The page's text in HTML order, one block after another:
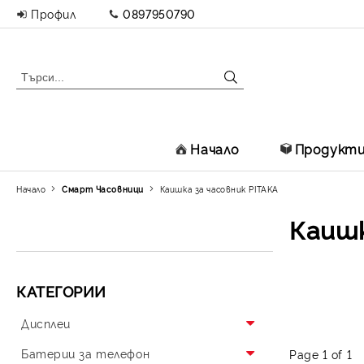
Профил 0897950790
Начало
КАТЕГОРИИ
Дисплеи
Дисплеи за Iphone
Батерии за телефон
Начало Смарт Часовници Каишка за часовник PITAKA
Page 1 of 1